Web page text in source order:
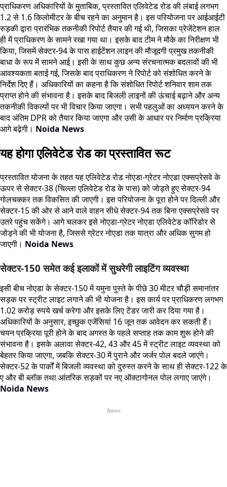
प्राधिकरण अधिकारियों के मुताबिक, प्रस्तावित एलिवेटेड रोड की लंबाई लगभग
1.2 से 1.6 किलोमीटर के बीच रहने का अनुमान है। इस परियोजना पर आईआईटी
रुड़की द्वारा प्रारंभिक तकनीकी रिपोर्ट तैयार की गई थी, जिसका प्रेजेंटेशन हाल
ही में प्राधिकरण के सामने रखा गया था। इसके बाद टीम ने मौके का निरीक्षण भी
किया, जिसमें सेक्टर-94 के पास हाईटेंशन लाइन की मौजूदगी प्रमुख तकनीकी
बाधा के रूप में सामने आई। इसी के साथ कुछ अन्य संरचनात्मक बदलावों की भी
आवश्यकता बताई गई, जिसके बाद प्राधिकरण ने रिपोर्ट को संशोधित करने के
निर्देश दिए हैं। अधिकारियों का कहना है कि संशोधित रिपोर्ट शनिवार शाम तक
प्राप्त होने की संभावना है। इसके बाद बिजली लाइनों की ऊंचाई बढ़ाने और अन्य
तकनीकी विकल्पों पर भी विचार किया जाएगा। सभी पहलुओं का अध्ययन करने के
बाद अंतिम DPR को तैयार किया जाएगा और उसी के आधार पर निर्माण प्रक्रिया
आगे बढ़ेगी। Noida News
यह होगा एलिवेटेड रोड का प्रस्तावित रूट
प्रस्तावित योजना के तहत यह एलिवेटेड रोड नोएडा-ग्रेटर नोएडा एक्सप्रेसवे के
ऊपर से सेक्टर-38 (चिल्ला एलिवेटेड रोड के पास) को जोड़ते हुए सेक्टर-94
गोलचक्कर तक विकसित की जाएगी। इस परियोजना के पूरा होने पर दिल्ली और
सेक्टर-15 की ओर से आने वाले वाहन सीधे सेक्टर-94 तक बिना एक्सप्रेसवे पर
उतरे पहुंच सकेंगे। आगे चलकर इसे नोएडा-ग्रेटर नोएडा एलिवेटेड कॉरिडोर से
जोड़ने की भी योजना है, जिससे ग्रेटर नोएडा तक यात्रा और अधिक सुगम हो
जाएगी। Noida News
सेक्टर-150 समेत कई इलाकों में सुधरेगी लाइटिंग व्यवस्था
इसी बीच नोएडा के सेक्टर-150 में यमुना पुस्ते के पीछे 30 मीटर चौड़ी समानांतर
सड़क पर स्ट्रीट लाइट लगाने की भी योजना है। इस कार्य पर प्राधिकरण लगभग
1.02 करोड़ रुपये खर्च करेगा और इसके लिए टेंडर जारी कर दिया गया है।
अधिकारियों के अनुसार, इच्छुक एजेंसियां 16 जून तक आवेदन कर सकती हैं।
चयन प्रक्रिया पूरी होने के बाद अगस्त के पहले सप्ताह तक काम शुरू होने की
संभावना है। इसके अलावा सेक्टर-42, 43 और 45 में स्ट्रीट लाइट व्यवस्था को
बेहतर किया जाएगा, जबकि सेक्टर-30 में पुराने और जर्जर पोल बदले जाएंगे।
सेक्टर-52 के पार्कों में बिजली व्यवस्था को दुरुस्त करने के साथ ही सेक्टर-122 के
ए और बी ब्लॉक तथा आंतरिक सड़कों पर नए ऑक्टागोनल पोल लगाए जाएंगे।
Noida News
विज्ञापन